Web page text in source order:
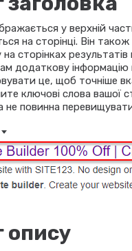
у верхній
на сторінці. Він
сторінках
додаткову інформацію
це, щоб точніше
ключові слова вашої
повинна
опису